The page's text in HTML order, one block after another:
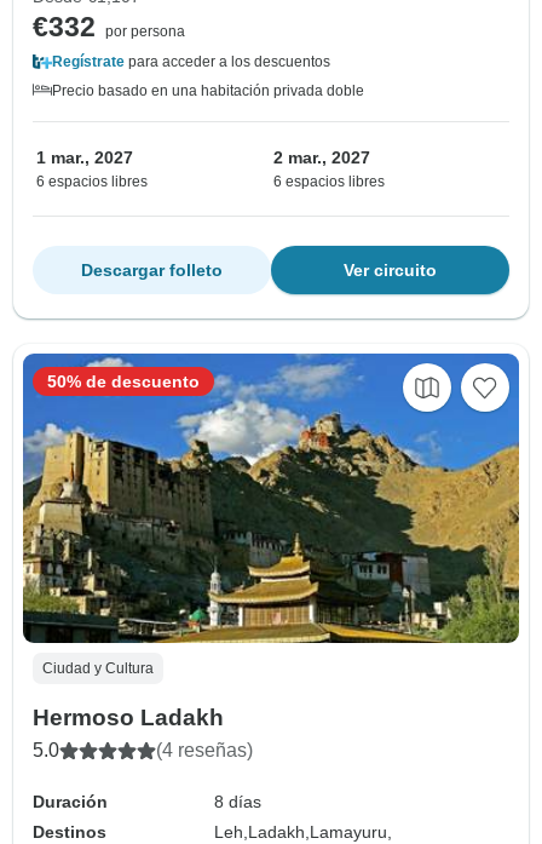
€332
por persona
Regístrate para acceder a los descuentos
Precio basado en una habitación privada doble
1 mar., 2027
6 espacios libres
2 mar., 2027
6 espacios libres
Ver circuito
Descargar folleto
Ciudad y Cultura
Hermoso Ladakh
5.0 (4 reseñas)
Duración
8 días
Destinos
Leh,Ladakh,Lamayuru,
50% de descuento